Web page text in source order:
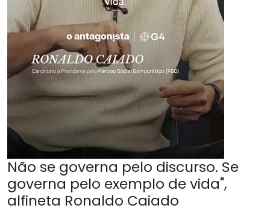
Não se governa pelo discurso. Se
governa pelo exemplo de vida",
alfineta Ronaldo Caiado